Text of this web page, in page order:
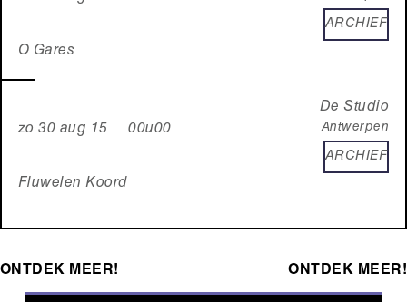
O Gares
ARCHIEF
zo 30 aug 15 00u00
Fluwelen Koord
De Studio
Antwerpen
ARCHIEF
ONTDEK MEER! ONTDEK MEER!